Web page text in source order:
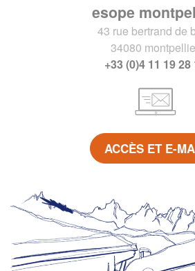
esope
43 rue bertrand de
34080
+33 (0)4 11 19 28
ACCÈS ET E-